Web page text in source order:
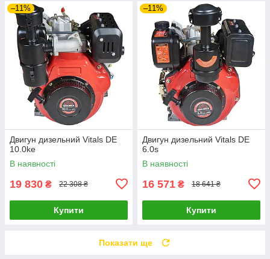
–11%
Двигун дизельний Vitals DE
10.0ke
В наявності
19 830 ₴ 22 308 ₴
Купити
–11%
Двигун дизельний Vitals DE
6.0s
В наявності
16 571 ₴ 18 641 ₴
Купити
Показати ще